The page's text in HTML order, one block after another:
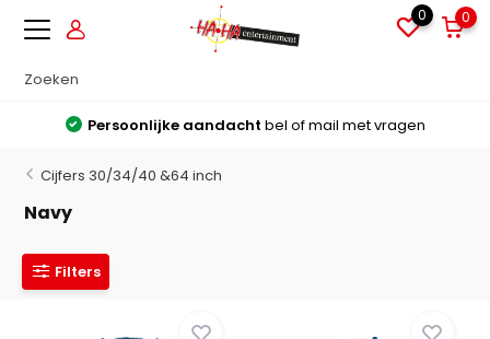
0 0
Persoonlijke aandacht bel of mail met vragen
Cijfers 30/34/40 &64 inch
Navy
Filters